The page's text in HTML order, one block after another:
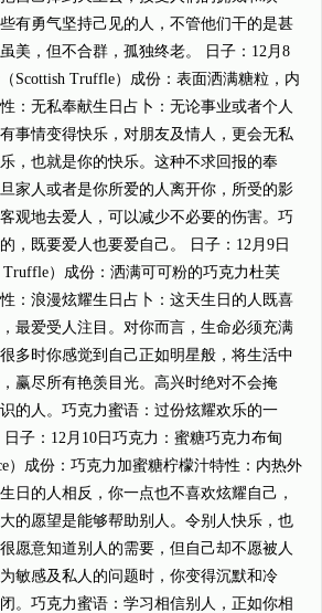
有勇气坚持己见的人，不管他们干的是甚
美，但不合群，孤独终老。 日子：12月8
Scottish Truffle）成份：表面洒满糖粒，内
：无私奉献生日占卜：无论事业或者个人
事情变得快乐，对朋友及情人，更会无私
，也就是你的快乐。这种不求回报的奉
家人或者是你所爱的人离开你，所受的影
观地去爱人，可以减少不必要的伤害。巧
，既要爱人也要爱自己。 日子：12月9日
）成份：洒满可可粉的巧克力杜芙
：浪漫炫耀生日占卜：这天生日的人既喜
最爱受人注目。对你而言，生命必须充满
多时你感觉到自己正如明星般，将生活中
赢尽所有艳羡目光。高兴时绝对不会掩
的人。巧克力蜜语：过份炫耀欢乐的一
子：12月10日巧克力：蜜糖巧克力布甸
）成份：巧克力加蜜糖柠檬汁特性：内热外
日的人相反，你一点也不喜欢炫耀自己，
的愿望是能够帮助别人。令别人快乐，也
愿意知道别人的需要，但自己却不愿被人
敏感及私人的问题时，你变得沉默和冷
。巧克力蜜语：学习相信别人，正如你相